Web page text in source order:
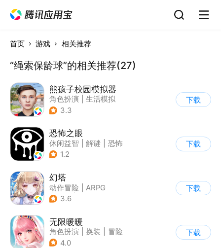
首页 游戏 相关推荐
“绳索保龄球”的相关推荐(27)
熊孩子校园模拟器
角色扮演
生活模拟
| 写实
3.3
下载
恐怖之眼
休闲益智 解谜
恐怖
| 单机
1.2
下载
幻塔
动作冒险
ARPG
| 奇幻
3.6
下载
无限暖暖
角色扮演 换装
冒险
| 开放世界
4.0
下载